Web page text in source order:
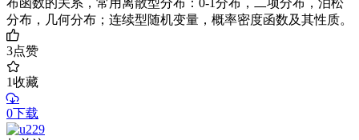
布函数的关系，常用离散型分布：0-1分布，二项分布，泊松
分布，几何分布；连续型随机变量，概率密度函数及其性质。
3点赞
1收藏
0下载